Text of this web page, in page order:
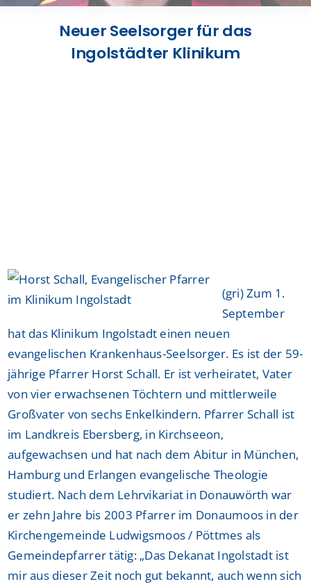
Neuer Seelsorger für das
Ingolstädter Klinikum
(gri) Zum 1.
September
hat das Klinikum Ingolstadt einen neuen
evangelischen Krankenhaus-Seelsorger. Es ist der 59-
jährige Pfarrer Horst Schall. Er ist verheiratet, Vater
von vier erwachsenen Töchtern und mittlerweile
Großvater von sechs Enkelkindern. Pfarrer Schall ist
im Landkreis Ebersberg, in Kirchseeon,
aufgewachsen und hat nach dem Abitur in München,
Hamburg und Erlangen evangelische Theologie
studiert. Nach dem Lehrvikariat in Donauwörth war
er zehn Jahre bis 2003 Pfarrer im Donaumoos in der
Kirchengemeinde Ludwigsmoos / Pöttmes als
Gemeindepfarrer tätig: „Das Dekanat Ingolstadt ist
mir aus dieser Zeit noch gut bekannt, auch wenn sich